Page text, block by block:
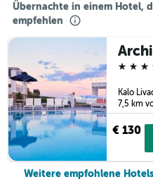
Übernachte in einem Hotel,
empfehlen
5
7,5 km
€ 130
Weitere empfohlene